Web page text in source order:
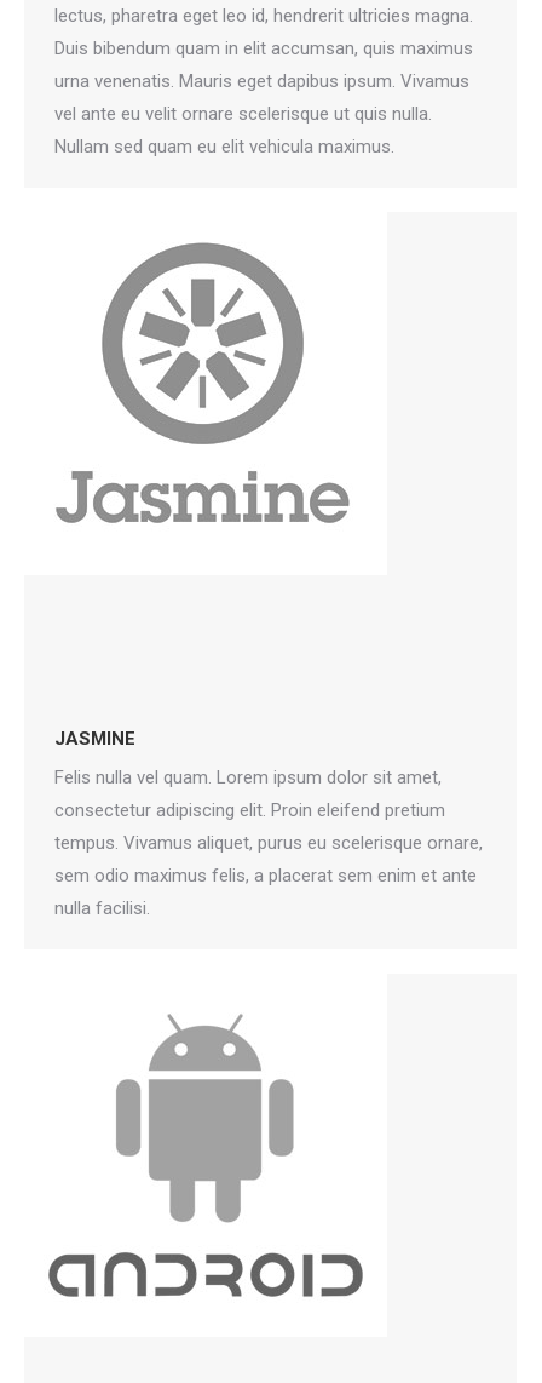
lectus, pharetra eget leo id, hendrerit ultricies magna.
Duis bibendum quam in elit accumsan, quis maximus
urna venenatis. Mauris eget dapibus ipsum. Vivamus
vel ante eu velit ornare scelerisque ut quis nulla.
Nullam sed quam eu elit vehicula maximus.
JASMINE
Felis nulla vel quam. Lorem ipsum dolor sit amet,
consectetur adipiscing elit. Proin eleifend pretium
tempus. Vivamus aliquet, purus eu scelerisque ornare,
sem odio maximus felis, a placerat sem enim et ante
nulla facilisi.